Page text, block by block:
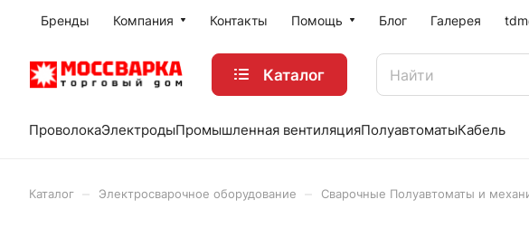
Бренды Компания Контакты Помощь Блог Галерея
Каталог
ПроволокаЭлектродыПромышленная вентиляцияПолуавтоматыКабель
Каталог Электросварочное оборудование Сварочные Полуавтоматы и